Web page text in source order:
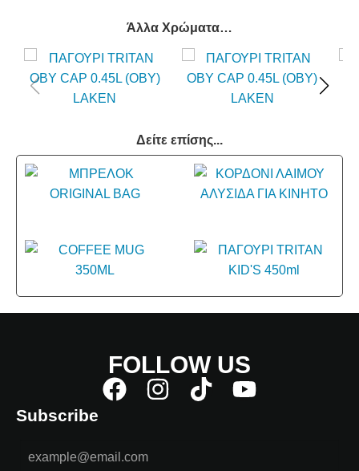
Άλλα Χρώματα…
Δείτε επίσης...
FOLLOW US
Subscribe